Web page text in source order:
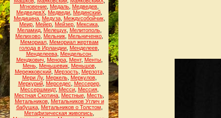
Мгновение Медаль Медведев
МедведевХ Медведи Мединский
Медицина, Медуза, Междусобойчик,
Меир Мейер Мейзер Мексика
Меламид, Мелещук, Мелитополь,
Мелихово Мельник Мельниченко
Мемориал, Мемориал жертвам
голода в Ирландии Менделеев
Менделеева, Мендельсон,
Мендкович
Менора, Мент, Менты,
Мень, Меньшевик, Меньшов,
Мережковский, Мерзость, Мерзота,
Мери Лу, Меркель, Меркулов,
Меркурий, Мерседес Мессерер,
Мессершмидт, Месси, Мессия,
Местная Скотина Местные Месть
Метальников, Метальников Углич и
бабушка, Метальников о Толстом
Метафизическая живопись